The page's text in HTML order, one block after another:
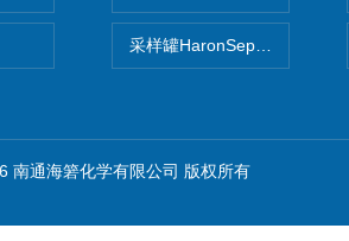
采样罐HaronSep国产苏玛罐
南通海箬化学有限公司 版权所有